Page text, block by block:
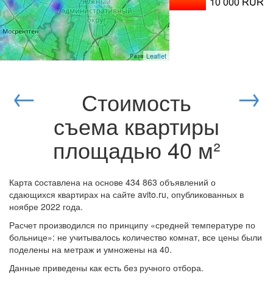
Leaflet
← Стоимость
съема квартиры
площадью 40 м²
→
Карта cоставлена на основе 434 863 объявлений о
сдающихся квартирах на сайте avito.ru, опубликованных в
ноябре 2022 года.
Расчет производился по принципу «средней температуре по
больнице»: не учитывалось количество комнат, все цены были
поделены на метраж и умножены на 40.
Данные приведены как есть без ручного отбора.